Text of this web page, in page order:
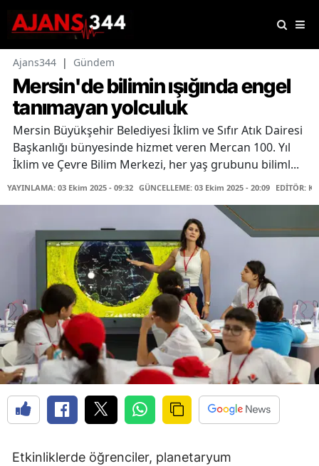
Ajans344 | Gündem
Mersin'de bilimin ışığında engel
tanımayan yolculuk
Mersin Büyükşehir Belediyesi İklim ve Sıfır Atık Dairesi
Başkanlığı bünyesinde hizmet veren Mercan 100. Yıl
İklim ve Çevre Bilim Merkezi, her yaş grubunu biliml...
YAYINLAMA: 03 Ekim 2025 - 09:32 GÜNCELLEME: 03 Ekim 2025 - 20:09 EDİTÖR:
Etkinliklerde öğrenciler, planetaryum